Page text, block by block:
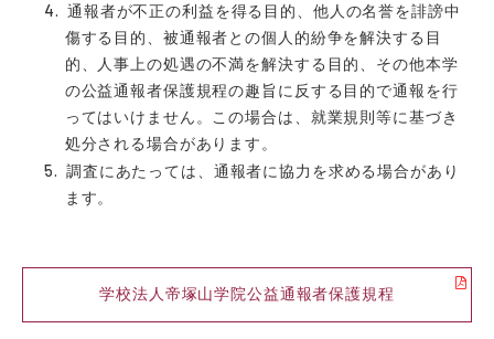
通報者が不正の利益を得る目的、他人の名誉を誹謗中
傷する目的、被通報者との個人的紛争を解決する目
的、人事上の処遇の不満を解決する目的、その他本学
の公益通報者保護規程の趣旨に反する目的で通報を行
ってはいけません。この場合は、就業規則等に基づき
処分される場合があります。
調査にあたっては、通報者に協力を求める場合があり
ます。
学校法人帝塚山学院公益通報者保護規程